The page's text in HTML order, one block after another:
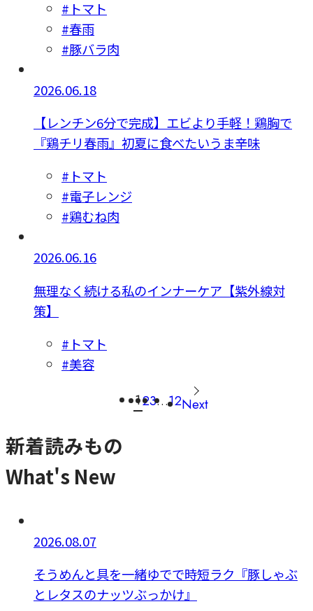
#トマト
#春雨
#豚バラ肉
2026.06.18
【レンチン6分で完成】エビより手軽！鶏胸で
『鶏チリ春雨』初夏に食べたいうま辛味
#トマト
#電子レンジ
#鶏むね肉
2026.06.16
無理なく続ける私のインナーケア【紫外線対
策】
#トマト
#美容
123…12Next
新着読みもの
What's New
2026.08.07
そうめんと具を一緒ゆでで時短ラク『豚しゃぶ
とレタスのナッツぶっかけ』